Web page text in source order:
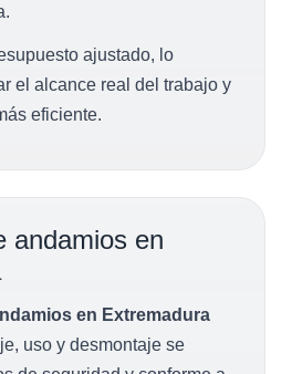
ajustado, lo
el alcance real del trabajo y
eficiente.
andamios en
en Extremadura
uso y desmontaje se